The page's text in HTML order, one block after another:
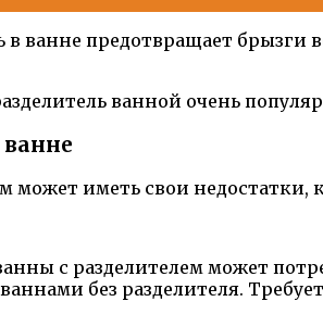
в ванне предотвращает
ванной очень
ванне
может иметь свои
с разделителем может
без разделителя.